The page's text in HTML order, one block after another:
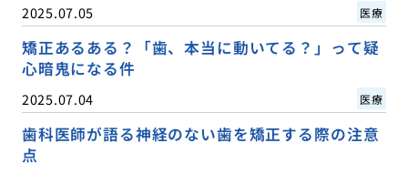
2025.07.05 医療
矯正あるある？「歯、本当に動いてる？」って疑
心暗鬼になる件
2025.07.04 医療
歯科医師が語る神経のない歯を矯正する際の注意
点